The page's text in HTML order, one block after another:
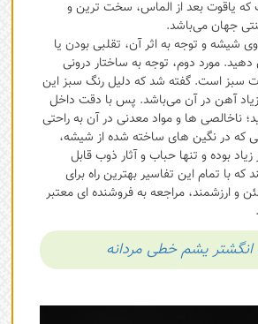
یاقوت بعد از الماس، سخت ترین و
جهان می‌باشد.
شیشه و توجه به اثر آن، تقلبی بودن یا
مورد دوم، توجه به ساختار درونی
سبز است. گفته شد که دلیل رنگ سبز این
آهن در آن می‌باشد. پس با دقت داخل
ناخالصی ها و مواد معدنی در آن به راحتی
که در نگین های ساخته شده از شیشه،
بوده و تنها حباب و آثار ذوب قابل
با تمام این تفاسیر بهترین راه برای
و ارزشمند، مراجعه به فروشنده ای معتبر
انگشتر یشم خطی مردانه